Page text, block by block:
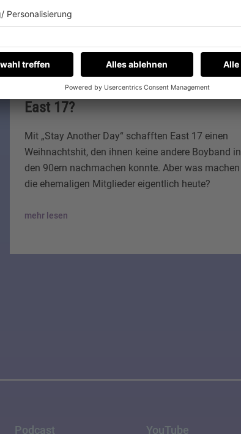
Was machen eigentlich
East 17?
Mit „Stay Another Day“ schafften East 17 einen
Weihnachtshit, den ihnen keine andere Boyband in
den 90ern nachmachen konnte. Aber was machen
die ehemaligen Mitglieder eigentlich heute?
mehr lesen
Podcast YouTube